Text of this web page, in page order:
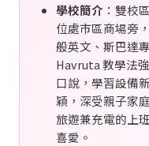
學校簡介 ：雙校
位處市區商場旁
般英文、斯巴達
Havruta 教學法
口說，學習設備新
穎，深受親子家
旅遊兼充電的上
喜愛。